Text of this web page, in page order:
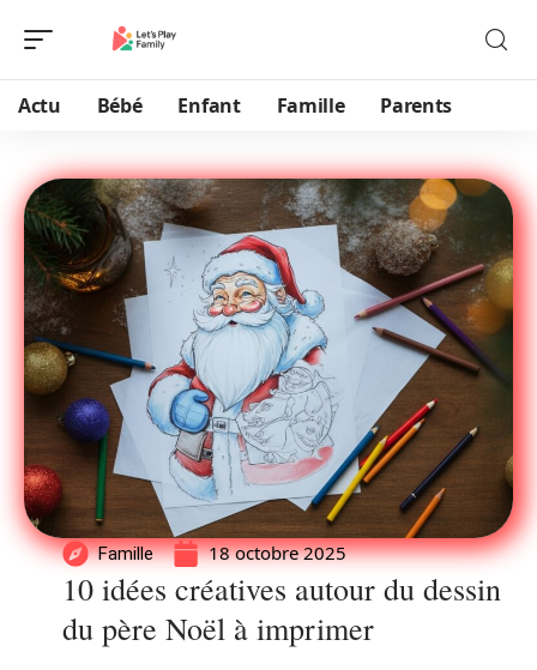
Actu Bébé Enfant Famille Parents
Famille 18 octobre 2025
10 idées créatives autour du dessin
du père Noël à imprimer